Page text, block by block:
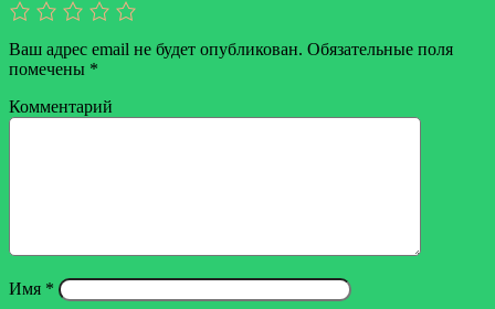
Ваш адрес email не будет опубликован. Обязательные поля
помечены *
Комментарий
Имя *